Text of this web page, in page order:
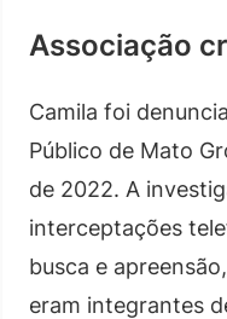
Associação
Camila foi
Público de Mato
de 2022. A
interceptações
busca e
eram integrantes